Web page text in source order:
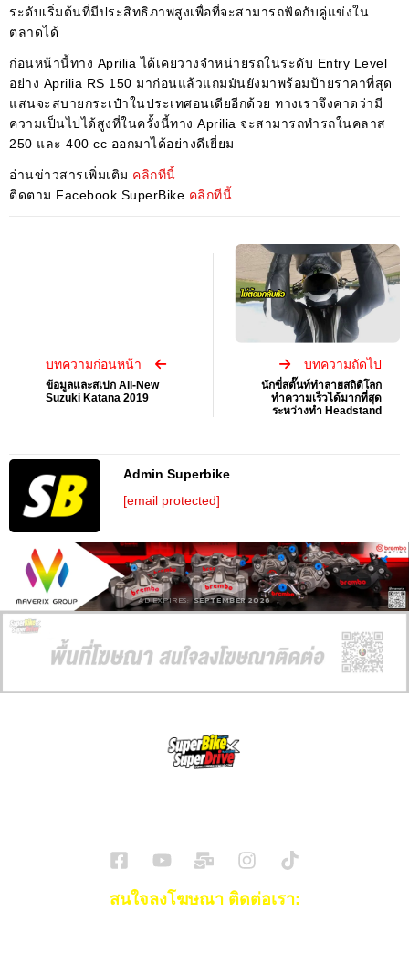
ระดับเริ่มต้นที่มีประสิทธิภาพสูงเพื่อที่จะสามารถฟัดกับคู่แข่งใน
ตลาดได้
ก่อนหน้านี้ทาง Aprilia ได้เคยวางจำหน่ายรถในระดับ Entry Level
อย่าง Aprilia RS 150 มาก่อนแล้วแถมมันยังมาพร้อมป้ายราคาที่สุด
แสนจะสบายกระเป๋าในประเทศอนเดียอีกด้วย ทางเราจึงคาดว่ามี
ความเป็นไปได้สูงที่ในครั้งนี้ทาง Aprilia จะสามารถทำรถในคลาส
250 และ 400 cc ออกมาได้อย่างดีเยี่ยม
อ่านข่าวสารเพิ่มเติม คลิกทีนี้
ติดตาม Facebook SuperBike คลิกทีนี้
บทความก่อนหน้า
ข้อมูลและสเปก All-New
Suzuki Katana 2019
บทความถัดไป
นักขี่สตั๊นท์ทำลายสถิติโลก
ทำความเร็วได้มากที่สุด
ระหว่างทำ Headstand
Admin Superbike
[email protected]
AD EXPIRES: SEPTEMBER 2026
สนใจลงโฆษณา ติดต่อเรา: